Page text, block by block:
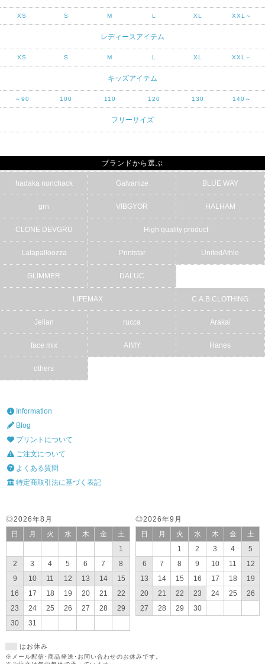
XS S M L XL XXL～
レディースアイテム
XS S M L XL XXL～
キッズアイテム
～90 100 110 120 130 140～
フリーサイズ
ブランドから選ぶ
hadaka nunchack Galvanize BLUE WAY
grn VIBGYOR HALHAM
CLONE DEVGRU High quality product
Lalapalloozza Printstar UnitedAthle
GLIMMER DALUC
LIFEMAX C.A.B.CLOTHING
Jellan rucca Arakai
face mix AIMY Hanes
others
Information
Blog
プリントについて
ご注文について
よくある質問
特定商取引法に基づく表記
◎2026年9月
日
月 火 水 木 金
土
1
2 3 4
5
6
7 8 9 10 11
12
13
14 15 16 17 18
19
20
21 22 23 24 25
26
27
28 29 30
◎2026年8月
日
月 火 水 木 金
土
1
2
3 4 5 6 7
8
9
10 11 12 13 14
15
16
17 18 19 20 21
22
23
24 25 26 27 28
29
30
31
はお休み
※メール配信･商品発送･お問い合わせのお休みです。